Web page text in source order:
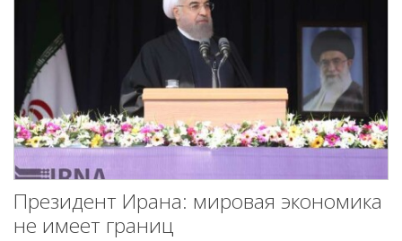
Президент Ирана: мировая экономика
не имеет границ